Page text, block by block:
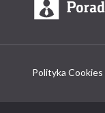
Polityka Cookies